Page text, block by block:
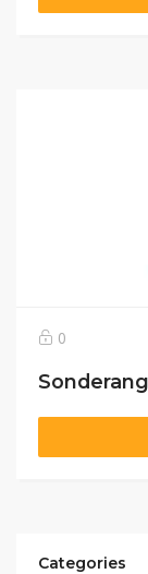
0
Categories